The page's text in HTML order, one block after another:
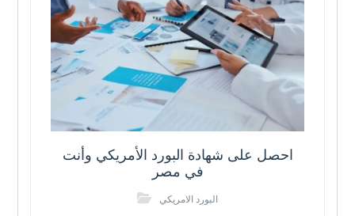
احصل على شهادة البورد الأمريكي وأنت
في مصر
البورد الامريكي